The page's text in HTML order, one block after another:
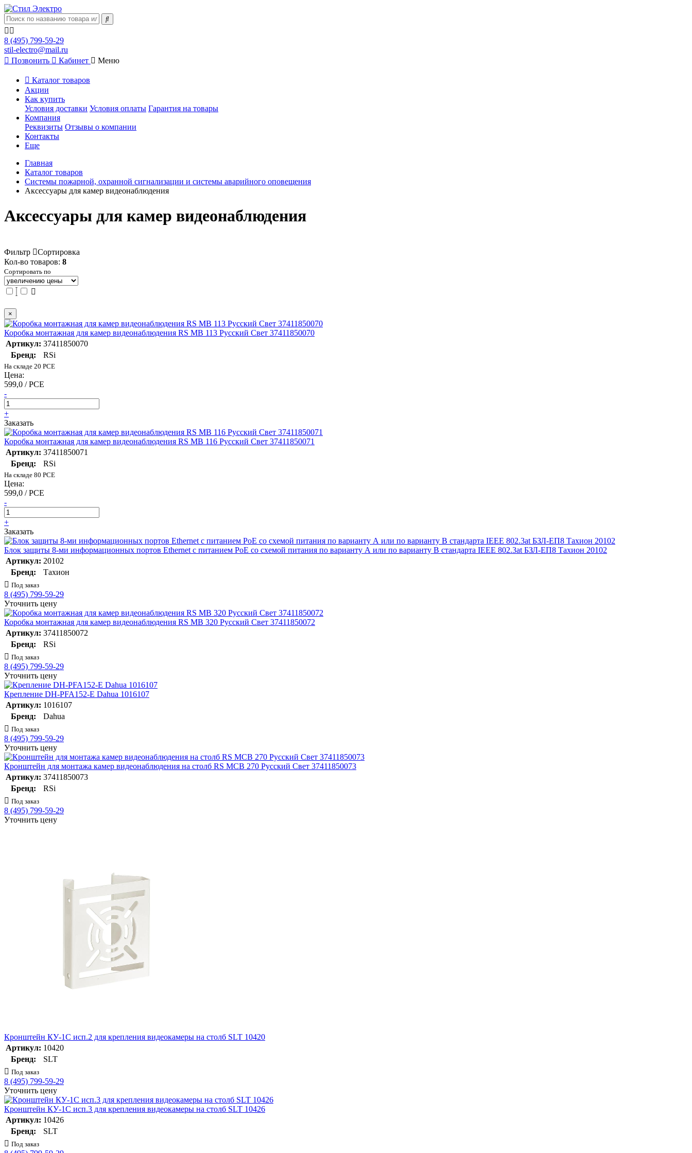
8 (495) 799-59-29
stil-electro@mail.ru
Позвонить
Кабинет Меню
Каталог товаров
Акции
Как купить
Условия доставки Условия оплаты Гарантия на товары
Компания
Реквизиты Отзывы о компании
Контакты
Еще
Главная
Каталог товаров
Системы пожарной, охранной сигнализации и системы аварийного оповещения
Аксессуары для камер видеонаблюдения
Аксессуары для камер видеонаблюдения
Фильтр
Сортировка
Кол-во товаров: 8
Сортировать по
×
Коробка монтажная для камер видеонаблюдения RS MB 113 Русский Свет 37411850070
Артикул: 37411850070
Бренд:
RSi
На складе 20 PCE
Цена:
599,0 / PCE
-
+
Заказать
Коробка монтажная для камер видеонаблюдения RS MB 116 Русский Свет 37411850071
Артикул: 37411850071
Бренд:
RSi
На складе 80 PCE
Цена:
599,0 / PCE
-
+
Заказать
Блок защиты 8-ми информационных портов Ethernet с питанием PoE со схемой питания по варианту А или по варианту В стандарта IEEE 802.3at БЗЛ-ЕП8 Тахион 20102
Артикул: 20102
Бренд:
Тахион
Под заказ
8 (495) 799-59-29
Уточнить цену
Коробка монтажная для камер видеонаблюдения RS MB 320 Русский Свет 37411850072
Артикул: 37411850072
Бренд:
RSi
Под заказ
8 (495) 799-59-29
Уточнить цену
Крепление DH-PFA152-E Dahua 1016107
Артикул: 1016107
Бренд:
Dahua
Под заказ
8 (495) 799-59-29
Уточнить цену
Кронштейн для монтажа камер видеонаблюдения на столб RS MCB 270 Русский Свет 37411850073
Артикул: 37411850073
Бренд:
RSi
Под заказ
8 (495) 799-59-29
Уточнить цену
Кронштейн КУ-1С исп.2 для крепления видеокамеры на столб SLT 10420
Артикул: 10420
Бренд:
SLT
Под заказ
8 (495) 799-59-29
Уточнить цену
Кронштейн КУ-1С исп.3 для крепления видеокамеры на столб SLT 10426
Артикул: 10426
Бренд:
SLT
Под заказ